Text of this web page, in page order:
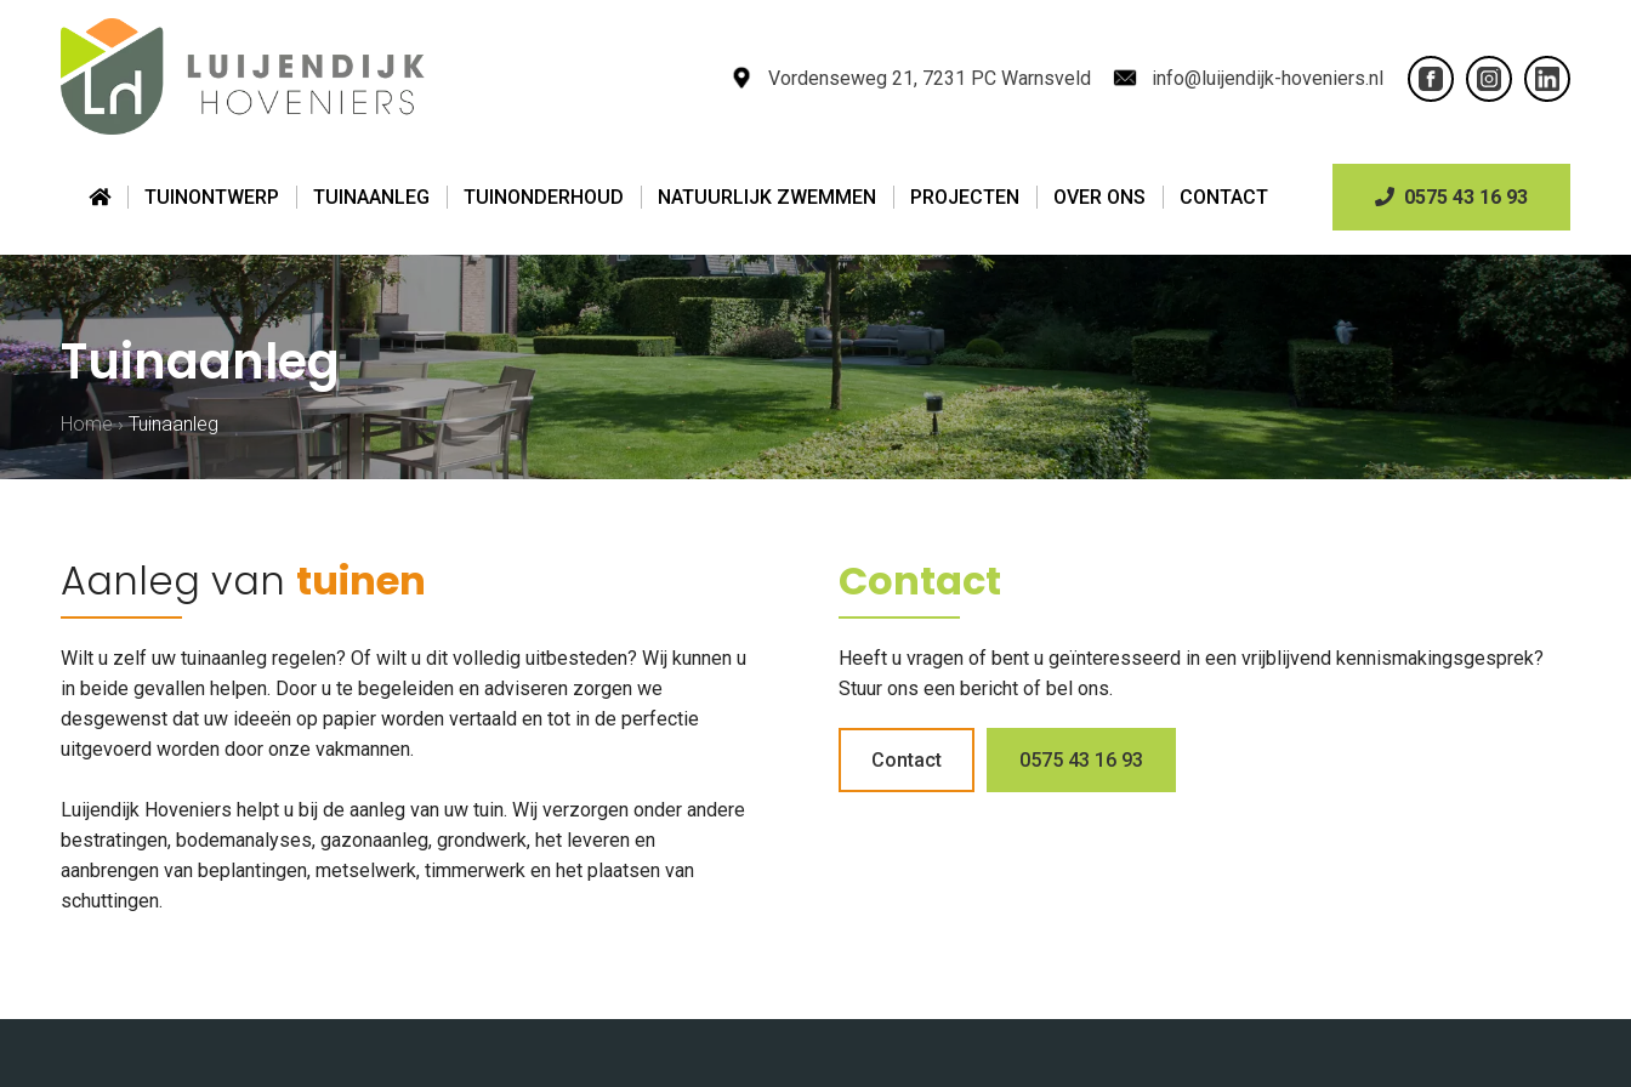
Vordenseweg 21, 7231 PC Warnsveld info@luijendijk-hoveniers.nl
TUINONTWERP TUINAANLEG TUINONDERHOUD NATUURLIJK ZWEMMEN PROJECTEN OVER ONS CONTACT 0575 43 16 93
Tuinaanleg
Home›Tuinaanleg
Aanleg van tuinen
Wilt u zelf uw tuinaanleg regelen? Of wilt u dit volledig uitbesteden? Wij kunnen u
in beide gevallen helpen. Door u te begeleiden en adviseren zorgen we
desgewenst dat uw ideeën op papier worden vertaald en tot in de perfectie
uitgevoerd worden door onze vakmannen.
Luijendijk Hoveniers helpt u bij de aanleg van uw tuin. Wij verzorgen onder andere
bestratingen, bodemanalyses, gazonaanleg, grondwerk, het leveren en
aanbrengen van beplantingen, metselwerk, timmerwerk en het plaatsen van
schuttingen.
Contact
Heeft u vragen of bent u geïnteresseerd in een vrijblijvend kennismakingsgesprek?
Stuur ons een bericht of bel ons.
Contact 0575 43 16 93